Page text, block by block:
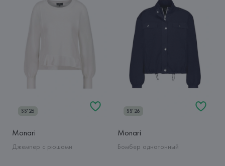
SS'26
Monari
Джемпер с рюшами
SS'26
Monari
Бомбер однотонный